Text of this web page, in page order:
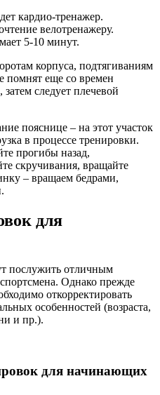
кардио-тренажер.
велотренажеру.
5-10 минут.
корпуса, подтягиваниям
помнят еще со времен
следует плечевой
пояснице – на этот участок
в процессе тренировки.
прогибы назад,
скручивания, вращайте
– вращаем бедрами,
для
послужить отличным
Однако прежде
откорректировать
особенностей (возраста,
и пр.).
для начинающих